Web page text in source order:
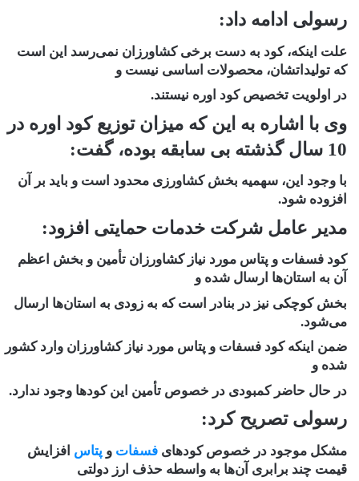
رسولی ادامه داد:
علت اینکه، کود به دست برخی کشاورزان نمی‌رسد این است
که تولیداتشان، محصولات اساسی نیست و
در اولویت تخصیص کود اوره نیستند.
وی با اشاره به این که میزان توزیع کود اوره در
10 سال گذشته بی سابقه بوده، گفت:
با وجود این، سهمیه بخش کشاورزی محدود است و باید بر آن
افزوده شود.
مدیر عامل شرکت خدمات حمایتی افزود:
کود فسفات و پتاس مورد نیاز کشاورزان تأمین و بخش اعظم
آن به استان‌ها ارسال شده و
بخش کوچکی نیز در بنادر است که به زودی به استان‌ها ارسال
می‌شود.
ضمن اینکه کود فسفات و پتاس مورد نیاز کشاورزان وارد کشور
شده و
در حال حاضر کمبودی در خصوص تأمین این کود‌ها وجود ندارد.
رسولی تصریح کرد:
مشکل موجود در خصوص کود‌های فسفات و پتاس افزایش
قیمت چند برابری آن‌ها به واسطه حذف ارز دولتی